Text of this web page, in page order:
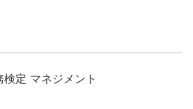
検定 マネジメント